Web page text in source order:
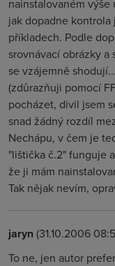
nainstalovaném
jak dopadne
příkladech. Podle
srovnávací obrázky
se vzájemně
(zdůrazňuji pomocí
pocházet, divil jsem
snad žádný rozdíl
Nechápu, v čem je
"lištička č.2" funguje
že ji mám
Tak nějak nevím,
jaryn(31.10.2006
To ne, jen autor